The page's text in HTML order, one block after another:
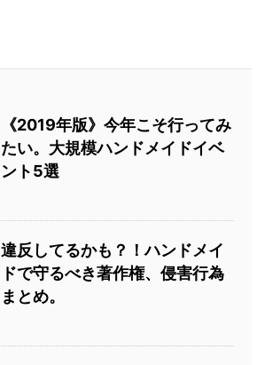
《2019年版》今年こそ行ってみ
たい。大規模ハンドメイドイベ
ント5選
違反してるかも？！ハンドメイ
ドで守るべき著作権、侵害行為
まとめ。